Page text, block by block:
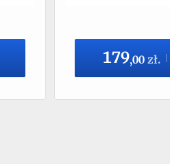
179,00 zł.